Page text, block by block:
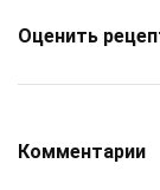
Оценить
Комментарии